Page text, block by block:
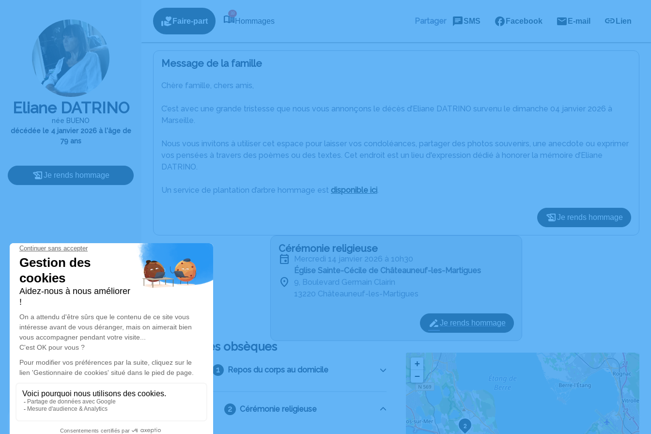
Eliane DATRINO
née BUENO
décédée le 4 janvier 2026 à l'âge de
79 ans
Je rends hommage
Faire-part
33
Hommages Partager SMS Facebook E-mail Lien
Message de la famille
Chère famille, chers amis,
C’est avec une grande tristesse que nous vous annonçons le décès d’Eliane DATRINO survenu le dimanche 04 janvier 2026 à
Marseille.
Nous vous invitons à utiliser cet espace pour laisser vos condoléances, partager des photos souvenirs, une anecdote ou exprimer
vos pensées à travers des poèmes ou des textes. Cet endroit est un lieu d'expression dédié à honorer la mémoire d’Eliane
DATRINO.
Un service de plantation d’arbre hommage est disponible ici.
Je rends hommage
Cérémonie religieuse
mercredi 14 janvier 2026 à 10h30
Église Sainte-Cécile de Châteauneuf-les-Martigues
9, Boulevard Germain Clairin
13220 Châteauneuf-les-Martigues
Je rends hommage
Déroulé des obsèques
Repos du corps au domicile
Cérémonie religieuse
2
+
−